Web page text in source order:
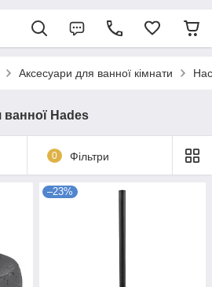
Аксесуари для ванної кімнати
ванної Hades
0 Фільтри
–23%